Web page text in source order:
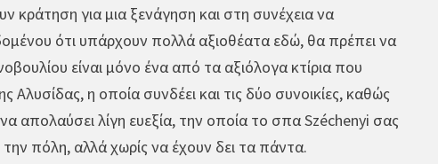
για μια ξενάγηση και στη συνέχεια να
ότι υπάρχουν πολλά αξιοθέατα εδώ, θα πρέπει να
είναι μόνο ένα από τα αξιόλογα κτίρια που
η οποία συνδέει και τις δύο συνοικίες, καθώς
απολαύσει λίγη ευεξία, την οποία το σπα Széchenyi σας
πόλη, αλλά χωρίς να έχουν δει τα πάντα.